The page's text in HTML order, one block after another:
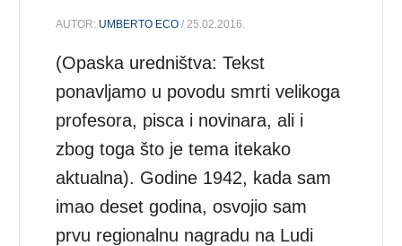
AUTOR: UMBERTO ECO / 25.02.2016.
(Opaska uredništva: Tekst
ponavljamo u povodu smrti velikoga
profesora, pisca i novinara, ali i
zbog toga što je tema itekako
aktualna). Godine 1942, kada sam
imao deset godina, osvojio sam
prvu regionalnu nagradu na Ludi